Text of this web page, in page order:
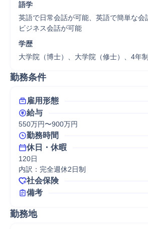
語学
英語で日常会話が可能、英語で簡単な会
ビジネス会話が可能
学歴
大学院（博士）、大学院（修士）、4年
勤務条件
雇用形態
給与
550万円〜900万円
勤務時間
休日・休暇
120日
内訳：完全週休2日制
社会保険
備考
勤務地